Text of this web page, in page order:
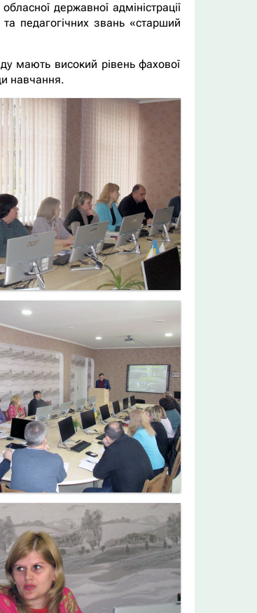
державної адміністрації
та педагогічних звань «старший
мають високий рівень фахової
навчання.